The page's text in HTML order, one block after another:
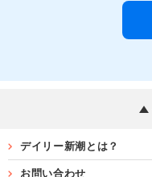
デイリー新潮とは？
お問い合わせ